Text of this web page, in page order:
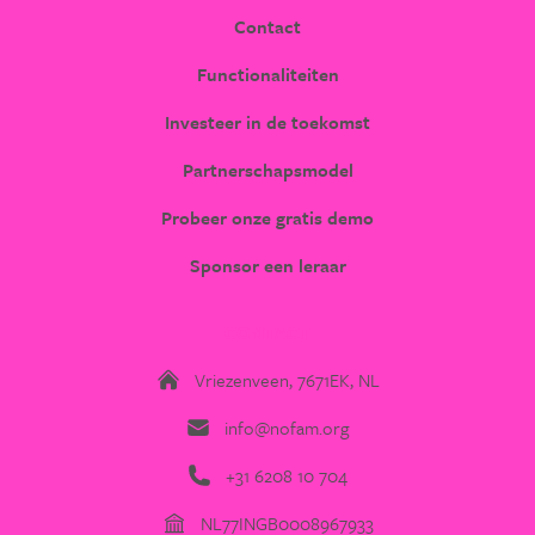
Contact
Functionaliteiten
Investeer in de toekomst
Partnerschapsmodel
Probeer onze gratis demo
Sponsor een leraar
Vriezenveen, 7671EK, NL
info@nofam.org
+31 6208 10 704
NL77INGB0008967933